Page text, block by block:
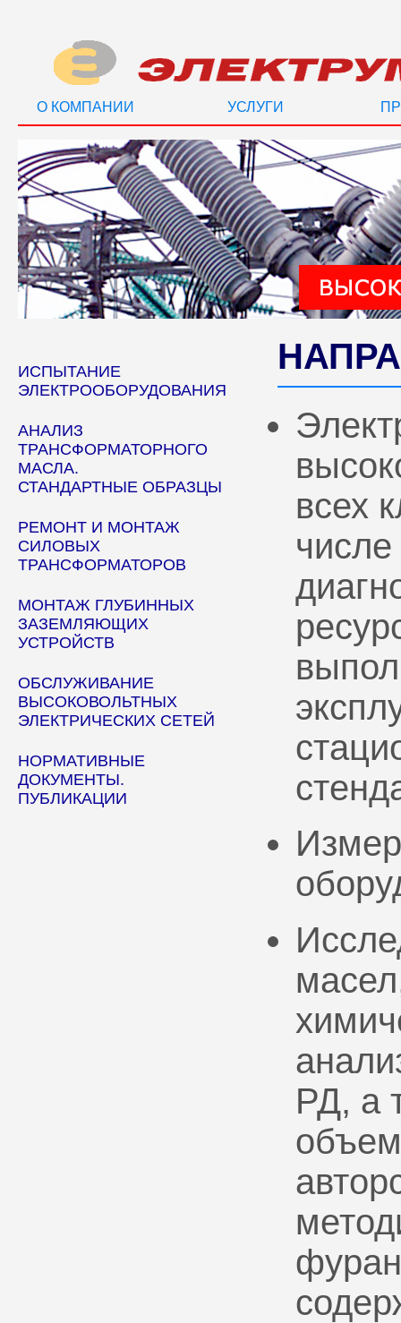
О КОМПАНИИ УСЛУГИ
ИСПЫТАНИЕ
ЭЛЕКТРООБОРУДОВАНИЯ
АНАЛИЗ
ТРАНСФОРМАТОРНОГО
МАСЛА.
СТАНДАРТНЫЕ ОБРАЗЦЫ
РЕМОНТ И МОНТАЖ
СИЛОВЫХ
ТРАНСФОРМАТОРОВ
МОНТАЖ ГЛУБИННЫХ
ЗАЗЕМЛЯЮЩИХ
УСТРОЙСТВ
ОБСЛУЖИВАНИЕ
ВЫСОКОВОЛЬТНЫХ
ЭЛЕКТРИЧЕСКИХ СЕТЕЙ
НОРМАТИВНЫЕ
ДОКУМЕНТЫ.
ПУБЛИКАЦИИ
всех
РД, а